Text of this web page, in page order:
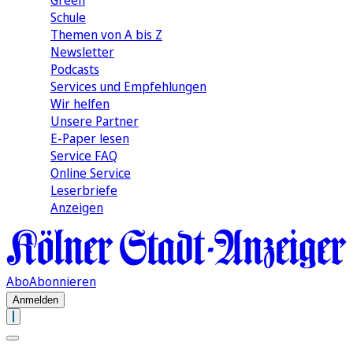
Schule
Themen von A bis Z
Newsletter
Podcasts
Services und Empfehlungen
Wir helfen
Unsere Partner
E-Paper lesen
Service FAQ
Online Service
Leserbriefe
Anzeigen
AboAbonnieren
Anmelden